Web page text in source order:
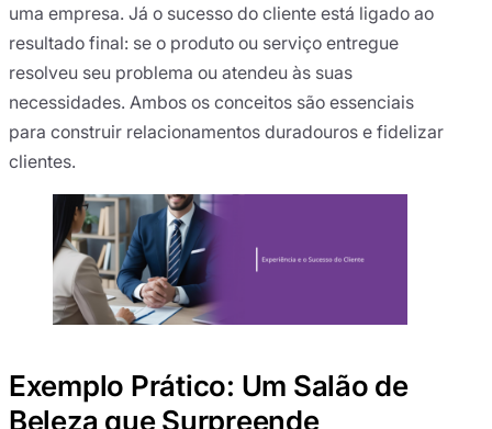
uma empresa. Já o sucesso do cliente está ligado ao
resultado final: se o produto ou serviço entregue
resolveu seu problema ou atendeu às suas
necessidades. Ambos os conceitos são essenciais
para construir relacionamentos duradouros e fidelizar
clientes.
Exemplo Prático: Um Salão de
Beleza que Surpreende